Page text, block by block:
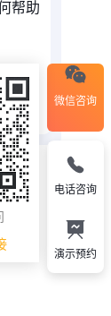
帮助
只
微信咨询
电话咨询
演示预约